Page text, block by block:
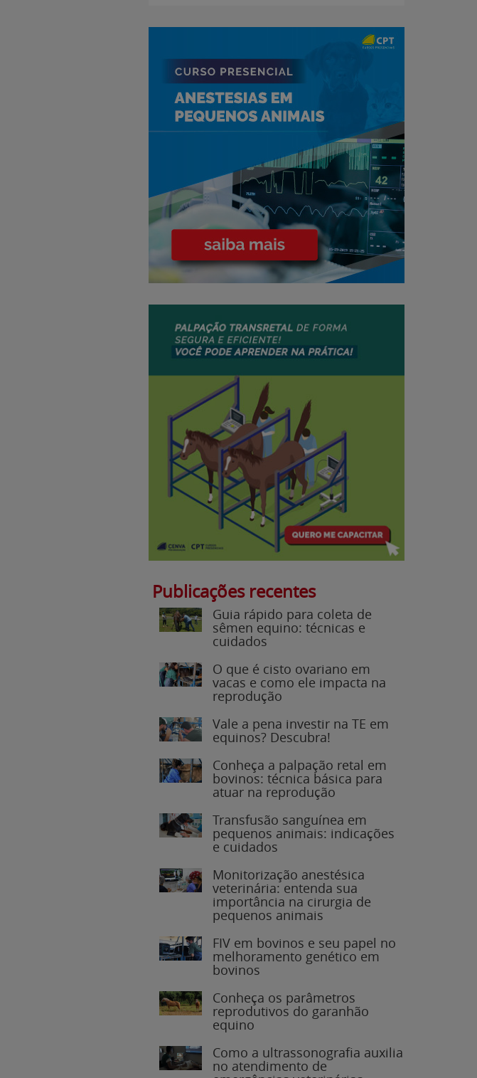
Publicações recentes
Guia rápido para coleta de
sêmen equino: técnicas e
cuidados
O que é cisto ovariano em
vacas e como ele impacta na
reprodução
Vale a pena investir na TE em
equinos? Descubra!
Conheça a palpação retal em
bovinos: técnica básica para
atuar na reprodução
Transfusão sanguínea em
pequenos animais: indicações
e cuidados
Monitorização anestésica
veterinária: entenda sua
importância na cirurgia de
pequenos animais
FIV em bovinos e seu papel no
melhoramento genético em
bovinos
Conheça os parâmetros
reprodutivos do garanhão
equino
Como a ultrassonografia auxilia
no atendimento de
emergências veterinárias